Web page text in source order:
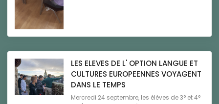
LES ELEVES DE L' OPTION LANGUE ET
CULTURES EUROPEENNES VOYAGENT
DANS LE TEMPS
Mercredi 24 septembre, les élèves de 3° et 4°